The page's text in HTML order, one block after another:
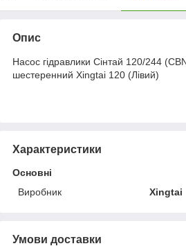
Опис
Насос гідравлики Сінтай 120/244
шестеренний Xingtai 120 (Лівий)
Характеристики
Основні
Виробник
Xingtai
Умови доставки